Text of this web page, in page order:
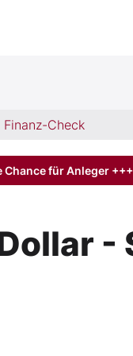
Finanz-Check
Chance für Anleger